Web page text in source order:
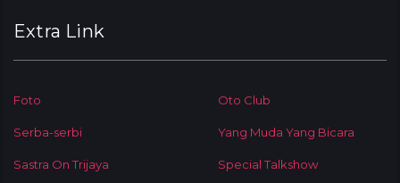
Extra Link
Foto Oto Club
Serba-serbi Yang Muda Yang Bicara
Sastra On Trijaya Special Talkshow